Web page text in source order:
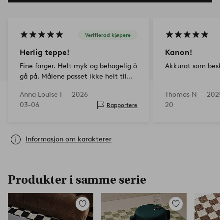
Verifierad kjøpere
Herlig teppe!
Fine farger. Helt myk og behagelig å
gå på. Målene passet ikke helt til
man kan brette inn kantene.
Superfornøyd!
Anna Louise I — 2026-
03-06
Rapportere
Kanon!
Akkurat som
Thomas N —
20
Informasjon om karakterer
Produkter i samme serie
Legg
til
Legg
til